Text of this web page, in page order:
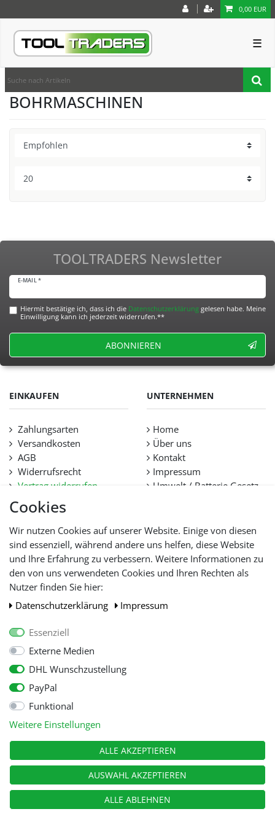
Cookies
Wir nutzen Cookies auf unserer Website. Einige von diesen
sind essenziell, während andere uns helfen, diese Website
und Ihre Erfahrung zu verbessern. Weitere Informationen zu
den von uns verwendeten Cookies und Ihren Rechten als
Nutzer finden Sie hier:
Daten­schutz­erklärung
Impressum
Essenziell
Externe Medien
DHL Wunschzustellung
PayPal
Funktional
Weitere Einstellungen
ALLE AKZEPTIEREN
AUSWAHL AKZEPTIEREN
ALLE ABLEHNEN
0,00 EUR
☰
BOHRMASCHINEN
TOOLTRADERS Newsletter
E-MAIL *
Hiermit bestätige ich, dass ich die Daten­schutz­erklärunggelesen habe. Meine
Einwilligung kann ich jederzeit widerrufen.**
ABONNIEREN
EINKAUFEN
Zahlungsarten
Versandkosten
AGB
Widerrufsrecht
Vertrag widerrufen
Datenschutz
Hilfe
Lieferfristen und
Lieferbeschränkung
UNTERNEHMEN
Home
Über uns
Kontakt
Impressum
Umwelt / Batterie Gesetz
WIR AKZEPTIEREN
© Copyright 2026 Tooltraders GmbH. Alle Rechte vorbehalten